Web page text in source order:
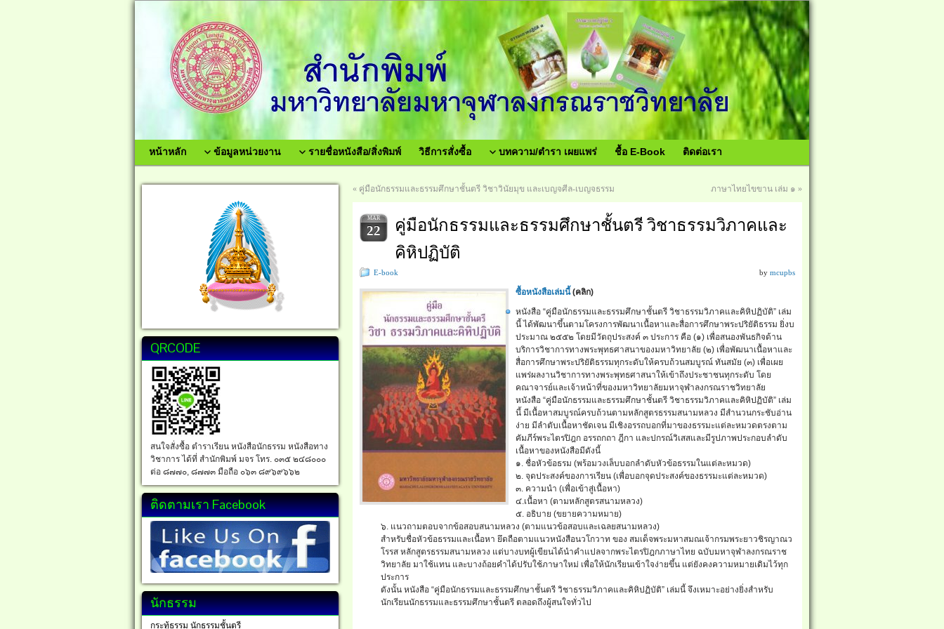
หน้าหลัก ข้อมูลหน่วยงาน รายชื่อหนังสือ/สิ่งพิมพ์ วิธีการสั่งซื้อ บทความ/ตำรา เผยแพร่ ชื้อ E-Book ติดต่อเรา
QRCODE
สนใจสั่งซื้อ ตำราเรียน หนังสือนักธรรม หนังสือทาง
วิชาการ ได้ที่ สำนักพิมพ์ มจร โทร. ๐๓๕ ๒๔๘๐๐๐
ต่อ ๘๗๗๐, ๘๗๗๓ มือถือ ๐๖๓ ๘๙๖๙๖๖๒
ติดตามเรา Facebook
นักธรรม
กระทู้ธรรม นักธรรมชั้นตรี
« คู่มือนักธรรมและธรรมศึกษาชั้นตรี วิชาวินัยมุข และเบญจศีล-เบญจธรรม ภาษาไทยไขขาน เล่ม ๑ »
MAR
22
คู่มือนักธรรมและธรรมศึกษาชั้นตรี วิชาธรรมวิภาคและ
คิหิปฏิบัติ
E-book by mcupbs
ซื้อหนังสือเล่มนี้(คลิก)
หนังสือ “คู่มือนักธรรมและธรรมศึกษาชั้นตรี วิชาธรรมวิภาคและคิหิปฏิบัติ” เล่ม
นี้ ได้พัฒนาขึ้นตามโครงการพัฒนาเนื้อหาและสื่อการศึกษาพระปริยัติธรรม ยิ่งบ
ประมาณ ๒๕๕๒ โดยมีวัตถุประสงค์ ๓ ประการ คือ (๑) เพื่อสนองพันธกิจด้าน
บริการวิชาการทางพระพุทธศาสนาของมหาวิทยาลัย (๒) เพื่อพัฒนาเนื้อหาและ
สื่อการศึกษาพระปริยัติธรรมทุกระดับให้ครบถ้วนสมบูรณ์ ทันสมัย (๓) เพื่อเผย
แพร่ผลงานวิชาการทางพระพุทธศาสนาให้เข้าถึงประชาชนทุกระดับ โดย
คณาจารย์และเจ้าหน้าที่ของมหาวิทยาลัยมหาจุฬาลงกรณราชวิทยาลัย
หนังสือ “คู่มือนักธรรมและธรรมศึกษาชั้นตรี วิชาธรรมวิภาคและคิหิปฏิบัติ” เล่ม
นี้ มีเนื้อหาสมบูรณ์ครบถ้วนตามหลักสูตรธรรมสนามหลวง มีสำนวนกระชับอ่าน
ง่าย มีลำตับเนื้อหาชัดเจน มีเชิงอรรถบอกที่มาของธรรมะแต่ละหมวดตรงตาม
คัมภีร์พระไตรปิฎก อรรถกถา ฎีกา และปกรณ์วิเสสและมีรูปภาพประกอบลำดับ
เนื้อหาของหนังสือมีดังนี้
๑. ชื่อหัวข้อธรม (พร้อมวงเล็บบอกลำดับหัวข้อธรรมในแต่ละหมวด)
๒. จุดประสงค์ของการเรียน (เพื่อบอกจุดประสงค์ของธรรมะแต่ละหมวด)
๓. ความนำ (เพื่อเข้าสู่เนื้อหา)
๔.เนื้อหา (ตามหลักสูตรสนามหลวง)
๕. อธิบาย (ขยายความหมาย)
๖. แนวถามตอบจากข้อสอบสนามหลวง (ตามแนวข้อสอบและเฉลยสนามหลวง)
สำหรับชื่อหัวข้อธรรมและเนื้อหา ยึดถือตามแนวหนังสือนวโกวาท ของ สมเด็จพระมหาสมณเจ้ากรมพระยาวชิรญาณว
โรรส หลักสูตรธรรมสนามหลวง แต่บางบทผู้เขียนได้นำคำแปลจากพระไตรปิฎกภาษาไทย ฉบับมหาจุฬาลงกรณราช
วิทยาลัย มาใช้แทน และบางถ้อยคำได้ปรับใช้ภาษาใหม่ เพื่อให้นักเรียนเข้าใจง่ายขึ้น แต่ยังคงความหมายเดิมไว้ทุก
ประการ
ดังนั้น หนังสือ “คู่มือนักธรรมและธรรมศึกษาชั้นตรี วิชาธรรมวิภาคและคิหิปฏิบัติ” เล่มนี้ จึงเหมาะอย่างยิ่งสำหรับ
นักเรียนนักธรรมและธรรมศึกษาชั้นตรี ตลอดถึงผู้สนใจทั่วไป